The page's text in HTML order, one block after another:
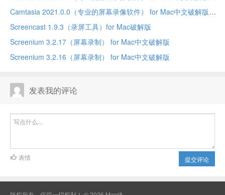
Camtasia 2021.0.0（专业的屏幕录像软件） for Mac中文破解版
Screencast 1.9.3（录屏工具）for Mac破解版
Screenium 3.2.17（屏幕录制） for Mac中文破解版
Screenium 3.2.16（屏幕录制） for Mac中文破解版
发表我的评论
提交评论
表情